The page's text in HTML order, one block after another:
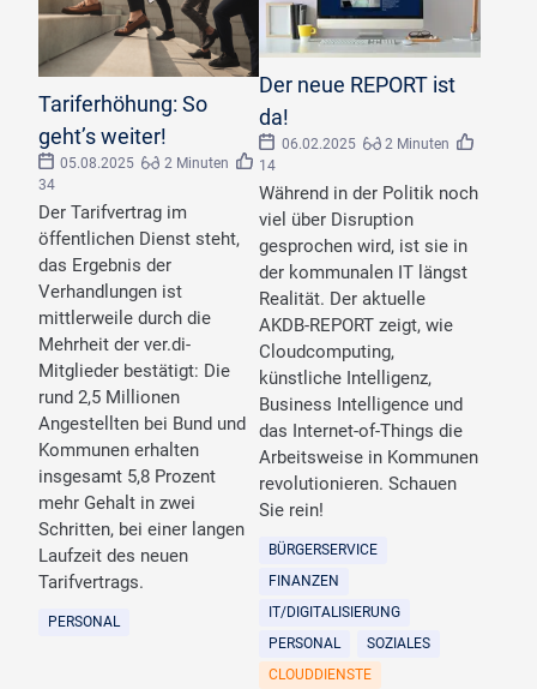
Tariferhöhung: So
geht’s weiter!
05.08.2025
2 Minuten
34
Der Tarifvertrag im
öffentlichen Dienst steht,
das Ergebnis der
Verhandlungen ist
mittlerweile durch die
Mehrheit der ver.di-
Mitglieder bestätigt: Die
rund 2,5 Millionen
Angestellten bei Bund und
Kommunen erhalten
insgesamt 5,8 Prozent
mehr Gehalt in zwei
Schritten, bei einer langen
Laufzeit des neuen
Tarifvertrags.
PERSONAL
Der neue REPORT ist
da!
06.02.2025
2 Minuten
14
Während in der Politik noch
viel über Disruption
gesprochen wird, ist sie in
der kommunalen IT längst
Realität. Der aktuelle
AKDB-REPORT zeigt, wie
Cloudcomputing,
künstliche Intelligenz,
Business Intelligence und
das Internet-of-Things die
Arbeitsweise in Kommunen
revolutionieren. Schauen
Sie rein!
BÜRGERSERVICE
FINANZEN
IT/DIGITALISIERUNG
PERSONAL
SOZIALES
CLOUDDIENSTE